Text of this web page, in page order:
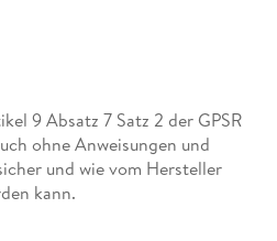
viel Weite vor den Toren der
entspannt ist die
in diesem Wanderführer
durchführen.
Tourenbeschreibung,
einemaussagekräftigen
9 Absatz 7 Satz 2 der GPSR
ohne Anweisungen und
und wie vom Hersteller
kann.